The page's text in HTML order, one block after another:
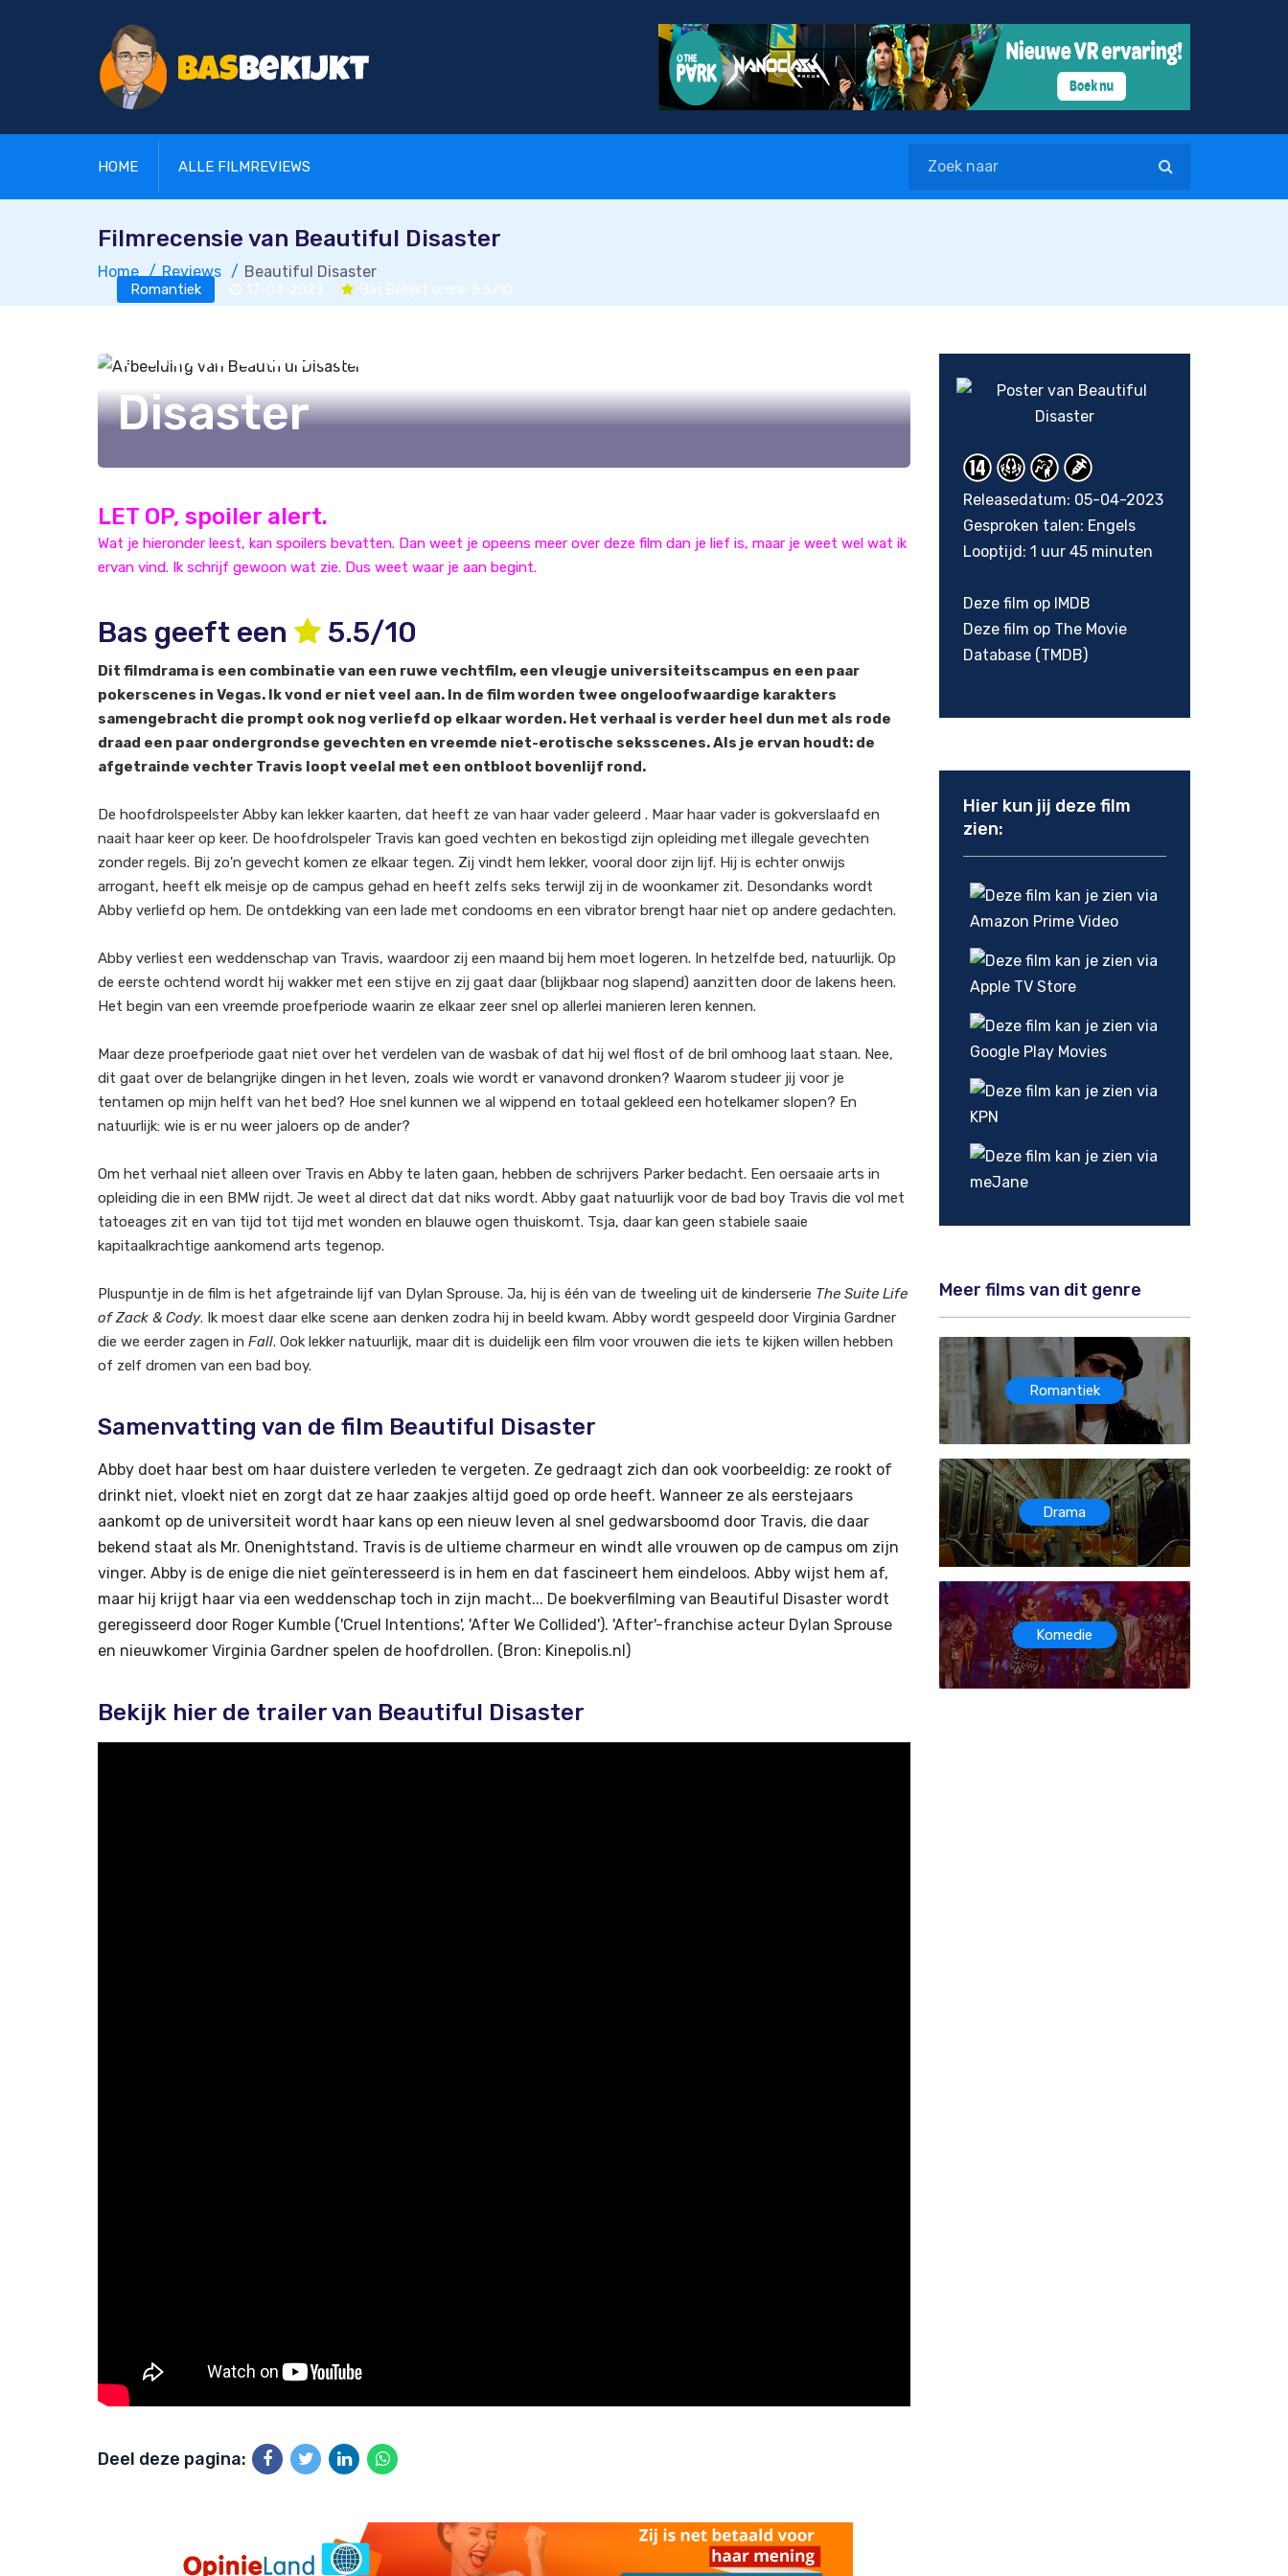
HOME ALLE FILMREVIEWS
Filmrecensie van Beautiful Disaster
Home Reviews Beautiful Disaster
Romantiek 17-04-2023 Bas Bekijkt score: 5.5/10
Filmrecensie van Beautiful
Disaster
LET OP, spoiler alert.
Wat je hieronder leest, kan spoilers bevatten. Dan weet je opeens meer over deze film dan je lief is, maar je weet wel wat ik
ervan vind. Ik schrijf gewoon wat zie. Dus weet waar je aan begint.
Bas geeft een 5.5/10
Dit filmdrama is een combinatie van een ruwe vechtfilm, een vleugje universiteitscampus en een paar
pokerscenes in Vegas. Ik vond er niet veel aan. In de film worden twee ongeloofwaardige karakters
samengebracht die prompt ook nog verliefd op elkaar worden. Het verhaal is verder heel dun met als rode
draad een paar ondergrondse gevechten en vreemde niet-erotische seksscenes. Als je ervan houdt: de
afgetrainde vechter Travis loopt veelal met een ontbloot bovenlijf rond.
De hoofdrolspeelster Abby kan lekker kaarten, dat heeft ze van haar vader geleerd . Maar haar vader is gokverslaafd en
naait haar keer op keer. De hoofdrolspeler Travis kan goed vechten en bekostigd zijn opleiding met illegale gevechten
zonder regels. Bij zo'n gevecht komen ze elkaar tegen. Zij vindt hem lekker, vooral door zijn lijf. Hij is echter onwijs
arrogant, heeft elk meisje op de campus gehad en heeft zelfs seks terwijl zij in de woonkamer zit. Desondanks wordt
Abby verliefd op hem. De ontdekking van een lade met condooms en een vibrator brengt haar niet op andere gedachten.
Abby verliest een weddenschap van Travis, waardoor zij een maand bij hem moet logeren. In hetzelfde bed, natuurlijk. Op
de eerste ochtend wordt hij wakker met een stijve en zij gaat daar (blijkbaar nog slapend) aanzitten door de lakens heen.
Het begin van een vreemde proefperiode waarin ze elkaar zeer snel op allerlei manieren leren kennen.
Maar deze proefperiode gaat niet over het verdelen van de wasbak of dat hij wel flost of de bril omhoog laat staan. Nee,
dit gaat over de belangrijke dingen in het leven, zoals wie wordt er vanavond dronken? Waarom studeer jij voor je
tentamen op mijn helft van het bed? Hoe snel kunnen we al wippend en totaal gekleed een hotelkamer slopen? En
natuurlijk: wie is er nu weer jaloers op de ander?
Om het verhaal niet alleen over Travis en Abby te laten gaan, hebben de schrijvers Parker bedacht. Een oersaaie arts in
opleiding die in een BMW rijdt. Je weet al direct dat dat niks wordt. Abby gaat natuurlijk voor de bad boy Travis die vol met
tatoeages zit en van tijd tot tijd met wonden en blauwe ogen thuiskomt. Tsja, daar kan geen stabiele saaie
kapitaalkrachtige aankomend arts tegenop.
Pluspuntje in de film is het afgetrainde lijf van Dylan Sprouse. Ja, hij is één van de tweeling uit de kinderserie The Suite Life
of Zack & Cody. Ik moest daar elke scene aan denken zodra hij in beeld kwam. Abby wordt gespeeld door Virginia Gardner
die we eerder zagen in Fall. Ook lekker natuurlijk, maar dit is duidelijk een film voor vrouwen die iets te kijken willen hebben
of zelf dromen van een bad boy.
Samenvatting van de film Beautiful Disaster
Abby doet haar best om haar duistere verleden te vergeten. Ze gedraagt zich dan ook voorbeeldig: ze rookt of
drinkt niet, vloekt niet en zorgt dat ze haar zaakjes altijd goed op orde heeft. Wanneer ze als eerstejaars
aankomt op de universiteit wordt haar kans op een nieuw leven al snel gedwarsboomd door Travis, die daar
bekend staat als Mr. Onenightstand. Travis is de ultieme charmeur en windt alle vrouwen op de campus om zijn
vinger. Abby is de enige die niet geïnteresseerd is in hem en dat fascineert hem eindeloos. Abby wijst hem af,
maar hij krijgt haar via een weddenschap toch in zijn macht... De boekverfilming van Beautiful Disaster wordt
geregisseerd door Roger Kumble ('Cruel Intentions', 'After We Collided'). 'After'-franchise acteur Dylan Sprouse
en nieuwkomer Virginia Gardner spelen de hoofdrollen. (Bron: Kinepolis.nl)
Bekijk hier de trailer van Beautiful Disaster
Deel deze pagina:
Releasedatum: 05-04-2023
Gesproken talen: Engels
Looptijd: 1 uur 45 minuten
Deze film op IMDB
Deze film op The Movie
Database (TMDB)
Hier kun jij deze film
zien:
Meer films van dit genre
Romantiek
Drama
Komedie